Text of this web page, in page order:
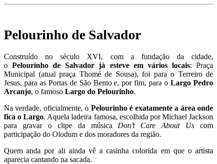
Pelourinho de Salvador
Construído no século XVI, com a fundação da cidade,
oPelourinho de Salvador já esteve em vários locais: Praça
Municipal (atual praça Thomé de Sousa), foi para o Terreiro de
Jesus, para as Portas de São Bento e, por fim, para oLargo Pedro
Arcanjo, o famoso Largo do Pelourinho.
Na verdade, oficialmente, o Pelourinho é exatamente a área onde
fica o Largo. Aquela ladeira famosa, escolhida por Michael Jackson
para gravar o clipe da música Don’t Care About Us com
participação do Olodum e dos moradores da região.
Quem anda por ali ainda vê a casinha colorida em que o artista
aparecia cantando na sacada.